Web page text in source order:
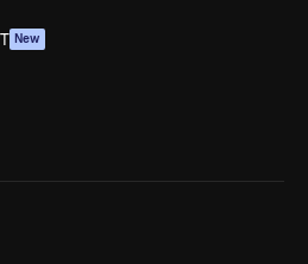
New